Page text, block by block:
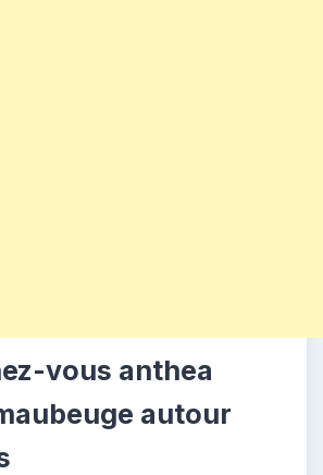
vous anthea
autour